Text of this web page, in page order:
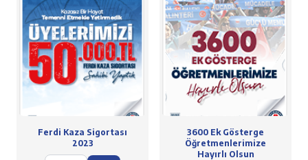
Ferdi Kaza Sigortası
2023
3600 Ek Gösterge
Öğretmenlerimize
Hayırlı Olsun